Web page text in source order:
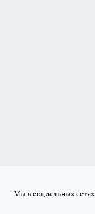
Мы в социальных сетях